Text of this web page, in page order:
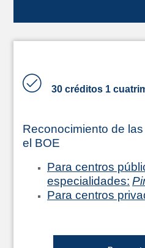
30 créditos 1
Reconocimiento de
el BOE
Para centros
especialidades:
Para centros